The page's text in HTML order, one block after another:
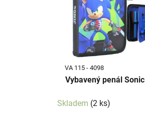
VA 115 - 4098
Vybavený penál Sonic
Skladem (2 ks)